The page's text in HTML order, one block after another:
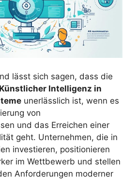
lässt sich sagen, dass die
Intelligenz in
unerlässlich ist, wenn es
von
und das Erreichen einer
geht. Unternehmen, die in
investieren, positionieren
im Wettbewerb und stellen
Anforderungen moderner